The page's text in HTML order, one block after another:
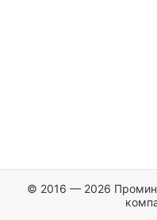
© 2016 — 2026